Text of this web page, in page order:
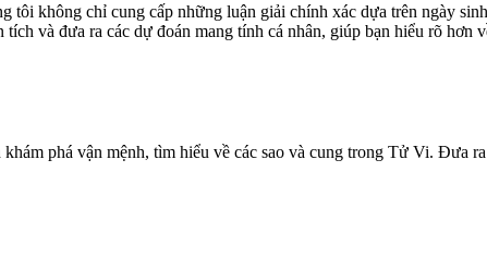
tôi không chỉ cung cấp những luận giải chính xác dựa trên ngày
và đưa ra các dự đoán mang tính cá nhân, giúp bạn hiểu rõ hơn
phá vận mệnh, tìm hiểu về các sao và cung trong Tử Vi. Đưa